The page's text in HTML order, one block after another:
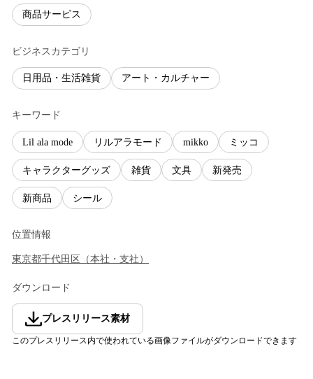
商品サービス
ビジネスカテゴリ
日用品・生活雑貨 アート・カルチャー
キーワード
Lil ala mode リルアラモード mikko ミッコ
キャラクターグッズ 雑貨 文具 新発売
新商品 シール
位置情報
東京都千代田区 （本社・支社 ）
ダウンロード
プレスリリース素材
このプレスリリース内で使われている画像ファイルがダウンロードできます